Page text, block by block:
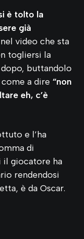
è tolto la
già
nel video che sta
togliersi la
buttandolo
a dire “non
eh, c’è
e l’ha
di
il giocatore ha
rendendosi
è da Oscar.